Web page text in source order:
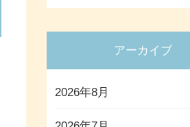
アーカイブ
2026年8月